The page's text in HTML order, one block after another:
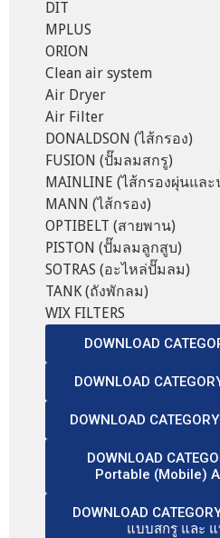
DIT
MPLUS
ORION
Clean air system
Air Dryer
Air Filter
DONALDSON (ไส้กรอง)
FUSION (ปั๊มลมสกรู)
MAINLINE (ไส้กรองผุ่นแล
MANN (ไส้กรอง)
OPTIBELT (สายพาน)
PISTON (ปั๊มลมลูกสูบ)
SOTRAS (อะไหล่ปั๊มลม)
TANK (ถังพักลม)
WIX FILTERS
DOWNLOAD
DOWNLOAD
DOWNLOAD
DOWNLOAD
Portable (Mobile)
DOWNLOAD
แบบสกรู และ